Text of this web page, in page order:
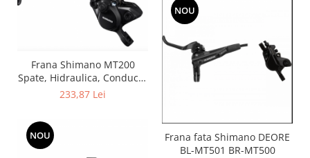
Frana Shimano MT200
Spate, Hidraulica, Conducta
1700mm
233,87 Lei
NOU
Frana fata Shimano DEORE
BL-MT501 BR-MT500
NOU